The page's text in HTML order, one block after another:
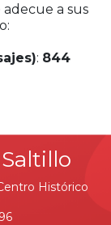
adecue a sus
: 844
Histórico